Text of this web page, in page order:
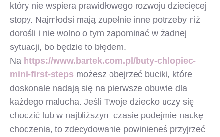
który nie wspiera prawidłowego rozwoju dziecięcej
stopy. Najmłodsi mają zupełnie inne potrzeby niż
dorośli i nie wolno o tym zapominać w żadnej
sytuacji, bo będzie to błędem.
Na https://www.bartek.com.pl/buty-chlopiec-
mini-first-steps możesz obejrzeć buciki, które
doskonale nadają się na pierwsze obuwie dla
każdego malucha. Jeśli Twoje dziecko uczy się
chodzić lub w najbliższym czasie podejmie naukę
chodzenia, to zdecydowanie powinieneś przyjrzeć